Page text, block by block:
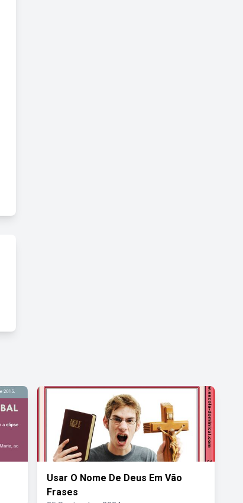
Usar O Nome De Deus Em Vão
Frases